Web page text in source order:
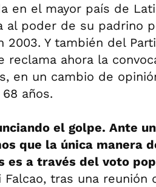
en el mayor país de
al poder de su padrino
2003. Y también del
reclama ahora la
en un cambio de
años.
el golpe. Ante
que la única manera
es a través del voto
Falcao, tras una reunión